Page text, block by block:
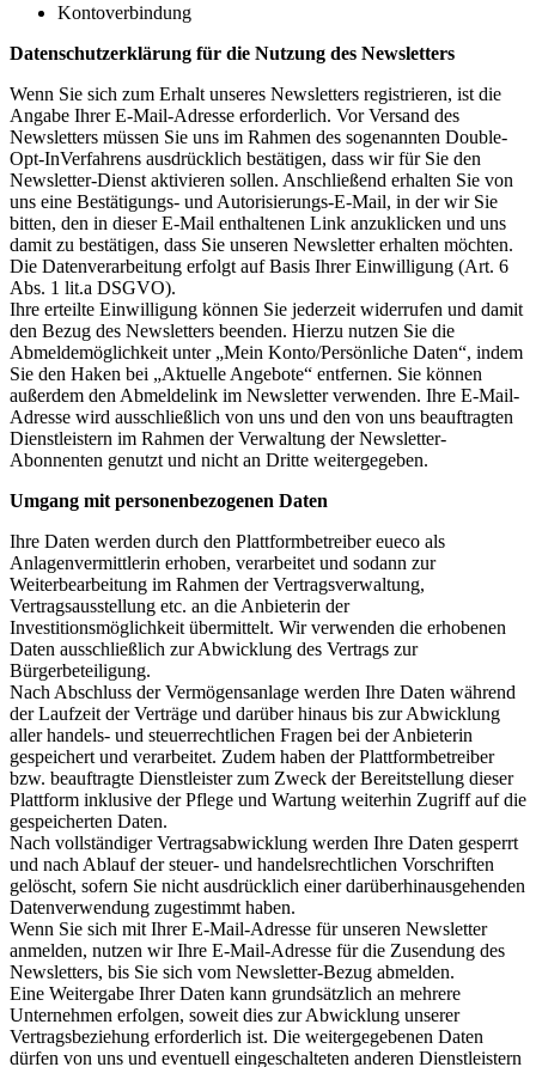
Kontoverbindung
Datenschutzerklärung für die Nutzung des Newsletters
Wenn Sie sich zum Erhalt unseres Newsletters registrieren, ist die
Angabe Ihrer E-Mail-Adresse erforderlich. Vor Versand des
Newsletters müssen Sie uns im Rahmen des sogenannten Double-
Opt-InVerfahrens ausdrücklich bestätigen, dass wir für Sie den
Newsletter-Dienst aktivieren sollen. Anschließend erhalten Sie von
uns eine Bestätigungs- und Autorisierungs-E-Mail, in der wir Sie
bitten, den in dieser E-Mail enthaltenen Link anzuklicken und uns
damit zu bestätigen, dass Sie unseren Newsletter erhalten möchten.
Die Datenverarbeitung erfolgt auf Basis Ihrer Einwilligung (Art. 6
Abs. 1 lit.a DSGVO).
Ihre erteilte Einwilligung können Sie jederzeit widerrufen und damit
den Bezug des Newsletters beenden. Hierzu nutzen Sie die
Abmeldemöglichkeit unter „Mein Konto/Persönliche Daten“, indem
Sie den Haken bei „Aktuelle Angebote“ entfernen. Sie können
außerdem den Abmeldelink im Newsletter verwenden. Ihre E-Mail-
Adresse wird ausschließlich von uns und den von uns beauftragten
Dienstleistern im Rahmen der Verwaltung der Newsletter-
Abonnenten genutzt und nicht an Dritte weitergegeben.
Umgang mit personenbezogenen Daten
Ihre Daten werden durch den Plattformbetreiber eueco als
Anlagenvermittlerin erhoben, verarbeitet und sodann zur
Weiterbearbeitung im Rahmen der Vertragsverwaltung,
Vertragsausstellung etc. an die Anbieterin der
Investitionsmöglichkeit übermittelt. Wir verwenden die erhobenen
Daten ausschließlich zur Abwicklung des Vertrags zur
Bürgerbeteiligung.
Nach Abschluss der Vermögensanlage werden Ihre Daten während
der Laufzeit der Verträge und darüber hinaus bis zur Abwicklung
aller handels- und steuerrechtlichen Fragen bei der Anbieterin
gespeichert und verarbeitet. Zudem haben der Plattformbetreiber
bzw. beauftragte Dienstleister zum Zweck der Bereitstellung dieser
Plattform inklusive der Pflege und Wartung weiterhin Zugriff auf die
gespeicherten Daten.
Nach vollständiger Vertragsabwicklung werden Ihre Daten gesperrt
und nach Ablauf der steuer- und handelsrechtlichen Vorschriften
gelöscht, sofern Sie nicht ausdrücklich einer darüberhinausgehenden
Datenverwendung zugestimmt haben.
Wenn Sie sich mit Ihrer E-Mail-Adresse für unseren Newsletter
anmelden, nutzen wir Ihre E-Mail-Adresse für die Zusendung des
Newsletters, bis Sie sich vom Newsletter-Bezug abmelden.
Eine Weitergabe Ihrer Daten kann grundsätzlich an mehrere
Unternehmen erfolgen, soweit dies zur Abwicklung unserer
Vertragsbeziehung erforderlich ist. Die weitergegebenen Daten
dürfen von uns und eventuell eingeschalteten anderen Dienstleistern